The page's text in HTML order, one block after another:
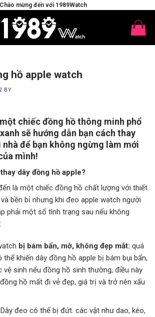
Chào mừng đến với 1989Watch
hồ apple watch
BY
chiếc đồng hồ thông minh phổ
sẽ hướng dẫn bạn cách thay
để bạn không ngừng làm mới
mình!
dây đồng hồ apple?
là một chiếc đồng hồ chất lượng với thiết
bền bỉ nhưng khi đeo apple watch người
phải một số tình trạng sau nếu không
bị bám bẩn, mờ, không đẹp mắt: quá
thể khiến dây đồng hồ apple bị bám bụi bẩn,
vệ sinh nếu đồng hồ sinh thường, điều này
hồ mất đi vẻ đẹp, giá trị và trở nên xấu
Dây đeo có thể bị đứt. các vật như dao, kéo,